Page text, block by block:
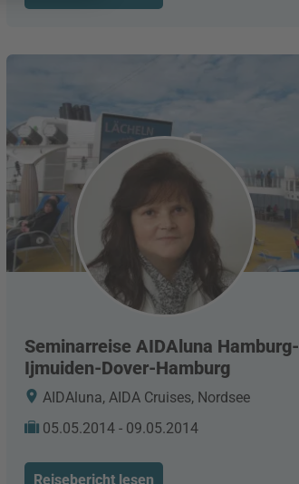
Seminarreise AIDAluna Hamburg-
Ijmuiden-Dover-Hamburg
AIDAluna, AIDA Cruises, Nordsee
05.05.2014 - 09.05.2014
Reisebericht lesen